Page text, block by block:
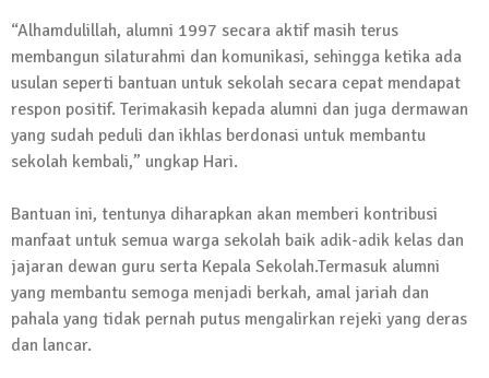
12 Juli 2024 | 15:15
News Flash
Dengan Semangat Muda, Ida Bagus
Wisnu Pujana Mengambil Berkas
Penjaringan Balonkada di DPC PDI P
1 Mei 2024 | 12:10
News Flash
Melalui Dumas, Ketua SMSI Waykanan
Laporkan Kasus Pengeroyokan yang
Dialaminya ke Propam Polda Lampung
19 Maret 2024 | 16:01
“Alhamdulillah, alumni 1997 secara aktif masih terus
membangun silaturahmi dan komunikasi, sehingga ketika ada
usulan seperti bantuan untuk sekolah secara cepat mendapat
respon positif. Terimakasih kepada alumni dan juga dermawan
yang sudah peduli dan ikhlas berdonasi untuk membantu
sekolah kembali,” ungkap Hari.
Bantuan ini, tentunya diharapkan akan memberi kontribusi
manfaat untuk semua warga sekolah baik adik-adik kelas dan
jajaran dewan guru serta Kepala Sekolah.Termasuk alumni
yang membantu semoga menjadi berkah, amal jariah dan
pahala yang tidak pernah putus mengalirkan rejeki yang deras
dan lancar.